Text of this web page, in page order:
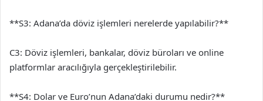
**S3: Adana’da döviz işlemleri nerelerde yapılabilir?**
C3: Döviz işlemleri, bankalar, döviz büroları ve online
platformlar aracılığıyla gerçekleştirilebilir.
**S4: Dolar ve Euro’nun Adana’daki durumu nedir?**